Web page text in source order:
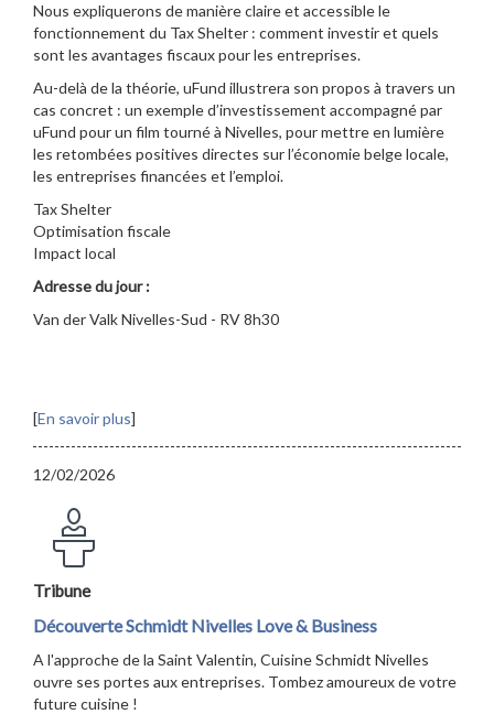
Nous expliquerons de manière claire et accessible le
fonctionnement du Tax Shelter : comment investir et quels
sont les avantages fiscaux pour les entreprises.
Au-delà de la théorie, uFund illustrera son propos à travers un
cas concret : un exemple d’investissement accompagné par
uFund pour un film tourné à Nivelles, pour mettre en lumière
les retombées positives directes sur l’économie belge locale,
les entreprises financées et l’emploi.
Tax Shelter
Optimisation fiscale
Impact local
Adresse du jour :
Van der Valk Nivelles-Sud - RV 8h30
[En savoir plus]
12/02/2026
Tribune
Découverte Schmidt Nivelles Love & Business
A l'approche de la Saint Valentin, Cuisine Schmidt Nivelles
ouvre ses portes aux entreprises. Tombez amoureux de votre
future cuisine !